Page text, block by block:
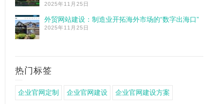
2025年11月25日
外贸网站建设：制造业开拓海外市场的“数字出海口”
2025年11月25日
热门标签
企业官网定制 企业官网建设 企业官网建设方案